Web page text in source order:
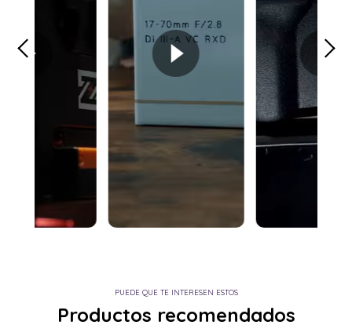
PUEDE QUE TE INTERESEN ESTOS
Productos recomendados